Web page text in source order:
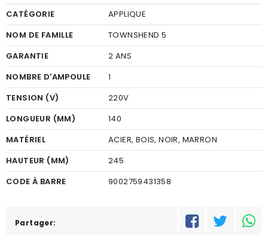
CATÉGORIE
APPLIQUE
NOM DE FAMILLE
TOWNSHEND 5
GARANTIE
2 ANS
NOMBRE D'AMPOULE
1
TENSION (V)
220V
LONGUEUR (MM)
140
MATÉRIEL
ACIER, BOIS, NOIR, MARRON
HAUTEUR (MM)
245
CODE À BARRE
9002759431358
Partager: